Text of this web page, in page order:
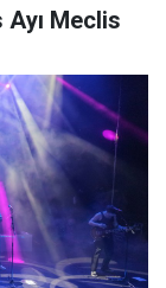
Meclis